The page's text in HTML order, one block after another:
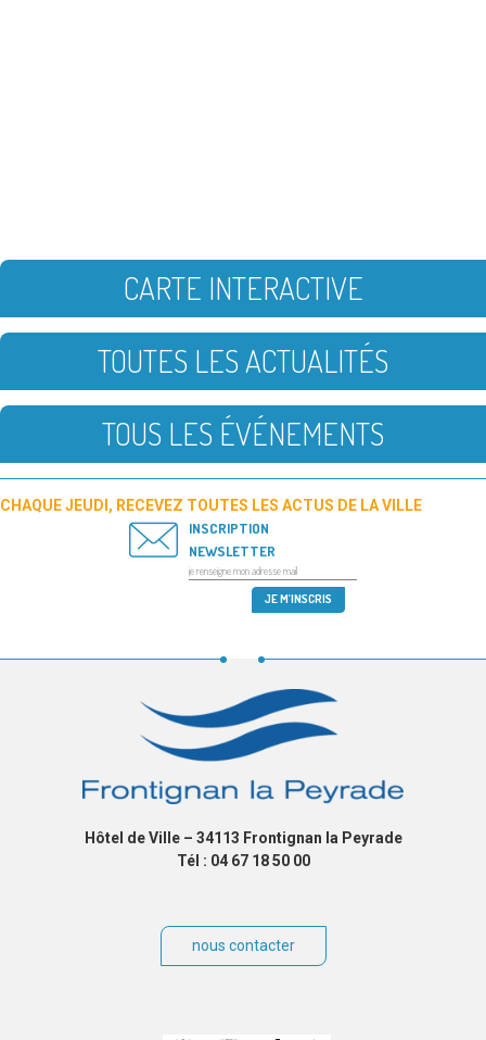
CARTE INTERACTIVE
TOUTES LES ACTUALITÉS
TOUS LES ÉVÉNEMENTS
CHAQUE JEUDI, RECEVEZ TOUTES LES ACTUS DE LA VILLE
INSCRIPTION
NEWSLETTER
Hôtel de Ville – 34113 Frontignan la Peyrade
Tél : 04 67 18 50 00
nous contacter